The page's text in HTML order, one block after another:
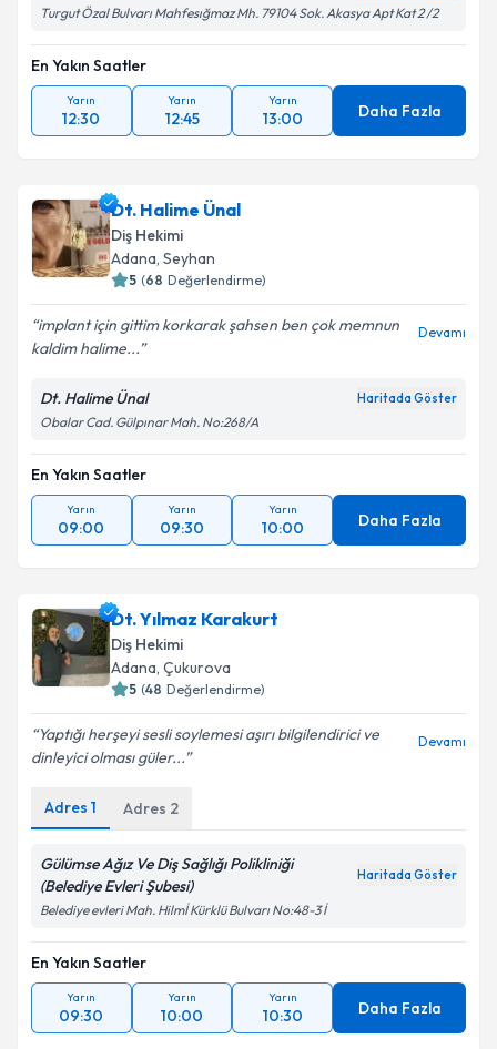
Turgut Özal Bulvarı Mahfesığmaz Mh. 79104 Sok. Akasya Apt Kat 2 /2
En Yakın Saatler
Yarın
12:30
Yarın
12:45
Yarın
13:00 Daha Fazla
Dt. Halime Ünal
Diş Hekimi
Adana, Seyhan
5 (68 Değerlendirme)
implant için gittim korkarak şahsen ben çok memnun
kaldim halime...
Devamı
Dt. Halime Ünal Haritada Göster
Obalar Cad. Gülpınar Mah. No:268/A
En Yakın Saatler
Yarın
09:00
Yarın
09:30
Yarın
10:00 Daha Fazla
Dt. Yılmaz Karakurt
Diş Hekimi
Adana, Çukurova
5 (48 Değerlendirme)
Yaptığı herşeyi sesli soylemesi aşırı bilgilendirici ve
dinleyici olması güler...
Devamı
Adres 1 Adres 2
Gülümse Ağız Ve Diş Sağlığı Polikliniği
(Belediye Evleri Şubesi)
Haritada Göster
Belediye evleri Mah. Hilmİ Kürklü Bulvarı No:48-3 İ
En Yakın Saatler
Yarın
09:30
Yarın
10:00
Yarın
10:30 Daha Fazla